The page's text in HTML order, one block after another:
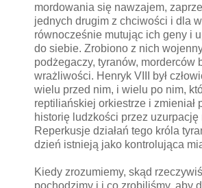
mordowania się nawzajem,
jednych drugim z chciwości i dla
równocześnie mutując ich geny i
do siebie. Zrobiono z nich
podżegaczy, tyranów, morderców
wrażliwości. Henryk VIII był
wielu przed nim, i wielu po nim,
reptiliańskiej orkiestrze i zmieniał
historię ludzkości przez uzurpację
Reperkusje działań tego króla
dzień istnieją jako kontrolująca
Kiedy zrozumiemy, skąd
pochodzimy i i co zrobiliśmy, aby